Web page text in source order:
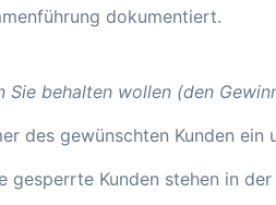
dokumentiert.
Sie behalten wollen (den
des gewünschten Kunden
gesperrte Kunden stehen in